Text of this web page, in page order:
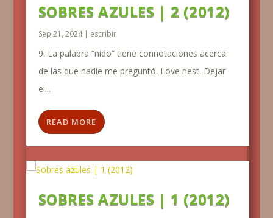
SOBRES AZULES | 2 (2012)
Sep 21, 2024| escribir
9. La palabra “nido” tiene connotaciones acerca
de las que nadie me preguntó. Love nest. Dejar
el...
READ MORE
SOBRES AZULES | 1 (2012)